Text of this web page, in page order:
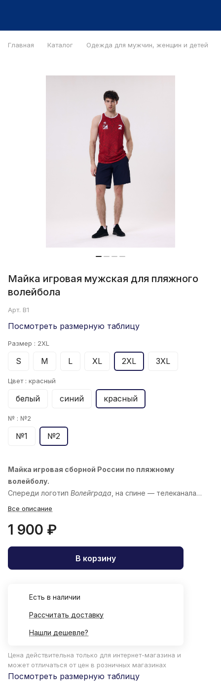
Главная Каталог Одежда для мужчин, женщин и детей
Майка игровая мужская для пляжного
волейбола
Арт. B1
Посмотреть размерную таблицу
Размер : 2XL
S M L XL 2XL 3XL
Цвет : красный
белый синий красный
№ : №2
№1 №2
Майка игровая сборной России по пляжному
волейболу.
Спереди логотип Волейграда, на спине — телеканала
«
Все описание
1 900 ₽
В корзину
Есть в наличии
Рассчитать доставку
Нашли дешевле?
Цена действительна только для интернет-магазина и
может отличаться от цен в розничных магазинах
Посмотреть размерную таблицу